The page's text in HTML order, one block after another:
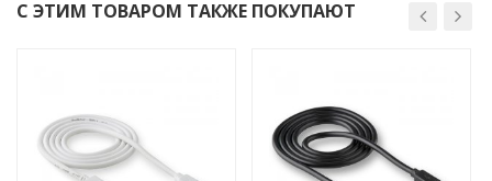
С ЭТИМ ТОВАРОМ ТАКЖЕ ПОКУПАЮТ